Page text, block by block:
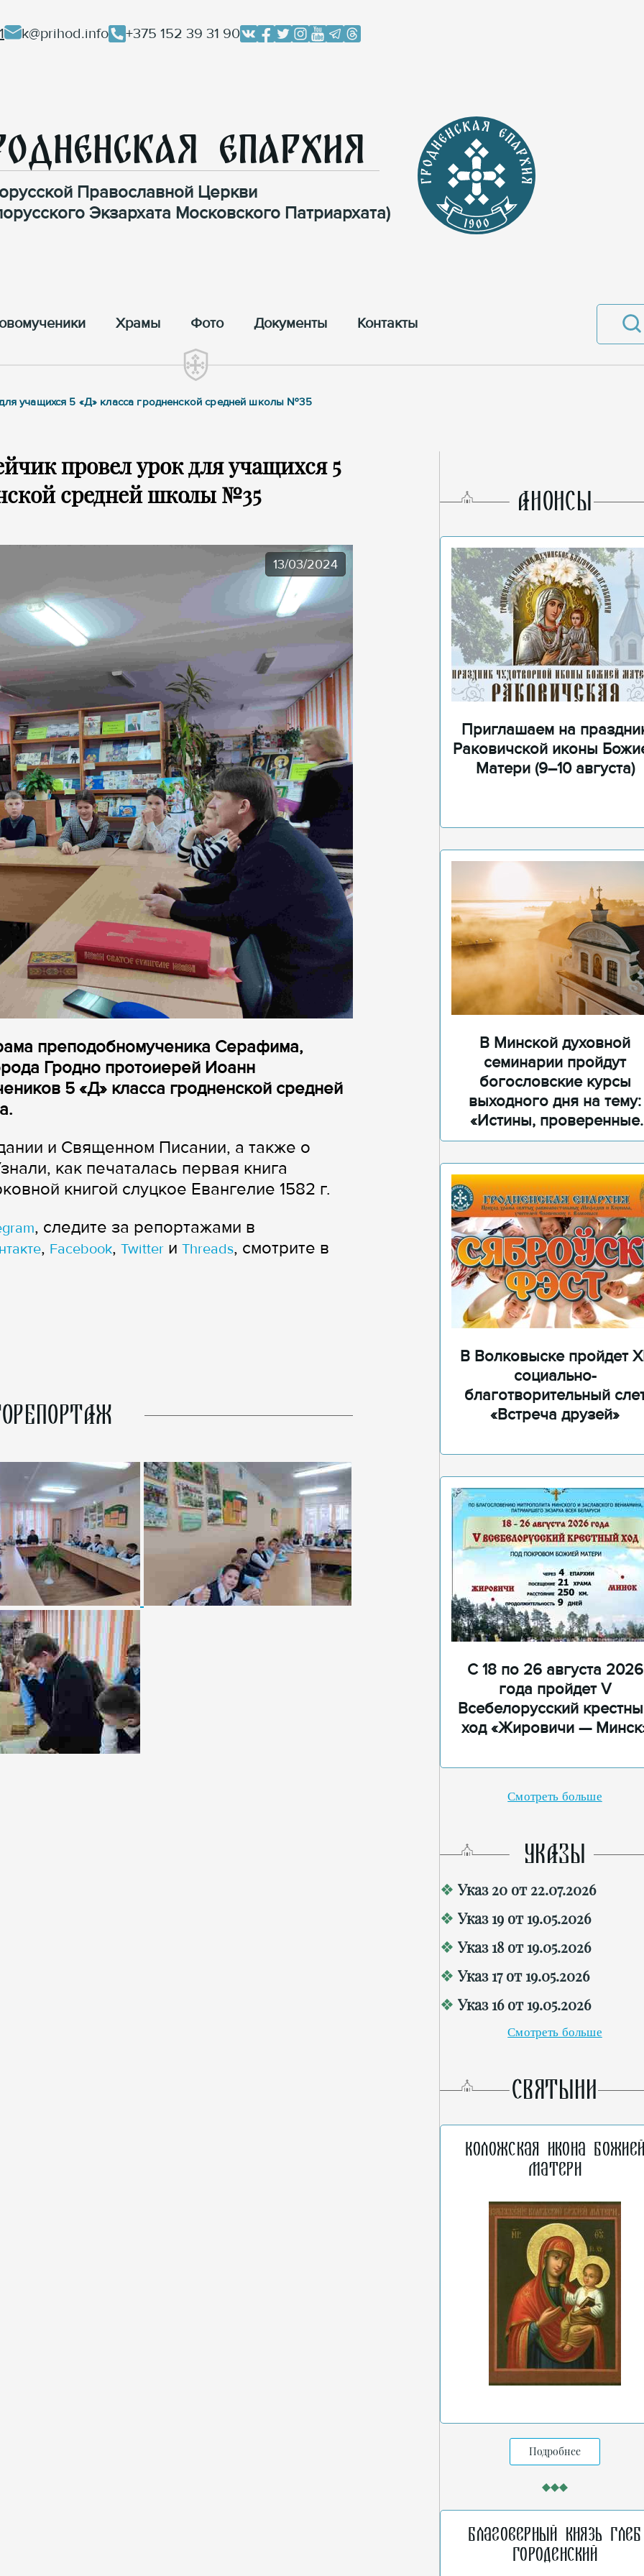
k@prihod.info +375 152 39 31 90
Епархия
Православной Церкви
Экзархата Московского Патриархата)
Храмы Фото Документы Контакты
учащихся 5 «Д» класса гродненской средней школы №35
провел урок для учащихся 5
средней школы №35
13/03/2024
преподобномученика Серафима,
Гродно протоиерей Иоанн
5 «Д» класса гродненской средней
и Священном Писании, а также о
как печаталась первая книга
книгой слуцкое Евангелие 1582 г.
, следите за репортажами в
, Facebook, Twitter и Threads, смотрите в
AНОНСЫ
Приглашаем на
Раковичской иконы
Матери (9–10 августа)
В Минской духовной
семинарии пройдут
богословские курсы
выходного дня на тему:
«Истины, проверенные
временем»
В Волковыске пройдет
социально-
благотворительный
«Встреча друзей»
С 18 по 26 августа 2026
года пройдет V
Всебелорусский
ход «Жировичи —
Смотреть больше
УКАЗЫ
Указ 20 от 22.07.2026
Указ 19 от 19.05.2026
Указ 18 от 19.05.2026
Указ 17 от 19.05.2026
Указ 16 от 19.05.2026
Смотреть больше
СВЯТЫНИ
Коложская икона
Матери
Подробнее
Благоверный князь Глеб
Городенский